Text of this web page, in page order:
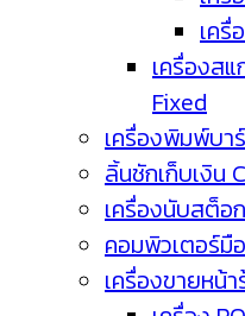
เครื่
เครื่องส
Fixed
เครื่องพิมพ์บา
ลิ้นชักเก็บเงิน
เครื่องนับสต็อ
คอมพิวเตอร์มื
เครื่องขายหน้